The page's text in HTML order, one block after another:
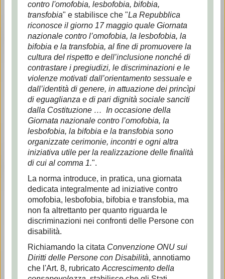
contro l'omofobia, lesbofobia, bifobia,
transfobia" e stabilisce che "La Repubblica
riconosce il giorno 17 maggio quale Giornata
nazionale contro l’omofobia, la lesbofobia, la
bifobia e la transfobia, al fine di promuovere la
cultura del rispetto e dell’inclusione nonché di
contrastare i pregiudizi, le discriminazioni e le
violenze motivati dall’orientamento sessuale e
dall’identità di genere, in attuazione dei princìpi
di eguaglianza e di pari dignità sociale sanciti
dalla Costituzione … In occasione della
Giornata nazionale contro l’omofobia, la
lesbofobia, la bifobia e la transfobia sono
organizzate cerimonie, incontri e ogni altra
iniziativa utile per la realizzazione delle finalità
di cui al comma 1.".
La norma introduce, in pratica, una giornata
dedicata integralmente ad iniziative contro
omofobia, lesbofobia, bifobia e transfobia, ma
non fa altrettanto per quanto riguarda le
discriminazioni nei confronti delle Persone con
disabilità.
Richiamando la citata Convenzione ONU sui
Diritti delle Persone con Disabilità, annotiamo
che l'Art. 8, rubricato Accrescimento della